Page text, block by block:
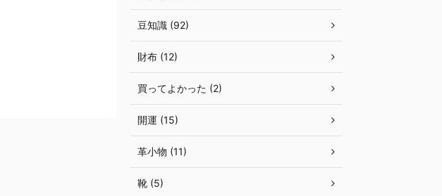
豆知識 (92)
財布 (12)
買ってよかった (2)
開運 (15)
革小物 (11)
靴 (5)